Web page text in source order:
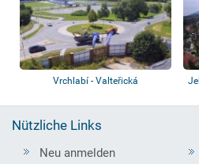
Vrchlabí - Valteřická
Nützliche Links
Neu anmelden